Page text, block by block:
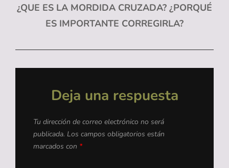
siguiente
¿QUE ES LA MORDIDA CRUZADA? ¿PORQUÉ
ES IMPORTANTE CORREGIRLA?
Deja una respuesta
Tu dirección de correo electrónico no será
publicada. Los campos obligatorios están
marcados con *